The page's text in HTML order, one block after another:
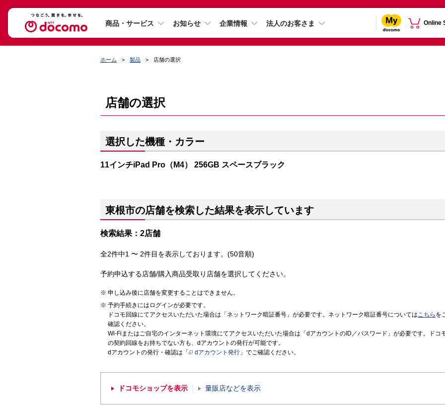
商品・サービス お知らせ 企業情報 法人のお客さま Online
ホーム 製品 店舗の選択
店舗の選択
選択した機種・カラー
11インチiPad Pro（M4） 256GB スペースブラック
東根市の店舗を検索した結果を表示しています
検索結果：2店舗
全2件中1 〜 2件目を表示しております。(50音順)
予約申込する店舗/購入商品受取り店舗を選択してください。
申し込み後に店舗を変更することはできません。
予約手続きにはログインが必要です。
ドコモ回線にてアクセスいただいた場合は「ネットワーク暗証番号」が必要です。ネットワーク暗証番号についてはこちら を
確認ください。
Wi-Fiまたはご自宅のインターネット環境にてアクセスいただいた場合は「dアカウントのID／パスワード」が必要です。ドコ
の契約回線をお持ちでない方も、dアカウントの発行が可能です。
dアカウントの発行・確認は「
dアカウント発行 」でご確認ください。
ドコモショップを表示 量販店などを表示